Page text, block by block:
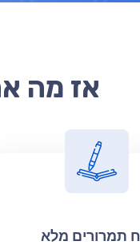
אז מה
תמרורים מלא